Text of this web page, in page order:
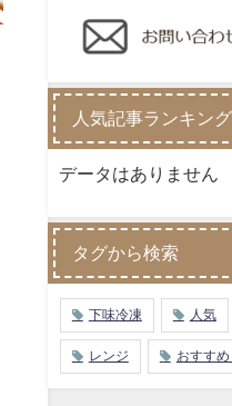
人気記事ランキン
データはありません
タグから検索
下味冷凍 人気
レンジ おすすめ